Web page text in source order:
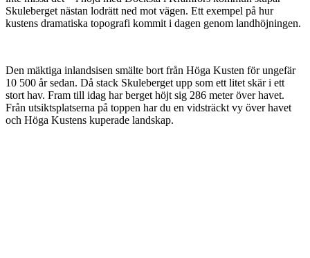
Skuleberget nästan lodrätt ned mot vägen. Ett exempel på hur
kustens dramatiska topografi kommit i dagen genom landhöjningen.
Den mäktiga inlandsisen smälte bort från Höga Kusten för ungefär
10 500 år sedan. Då stack Skuleberget upp som ett litet skär i ett
stort hav. Fram till idag har berget höjt sig 286 meter över havet.
Från utsiktsplatserna på toppen har du en vidsträckt vy över havet
och Höga Kustens kuperade landskap.